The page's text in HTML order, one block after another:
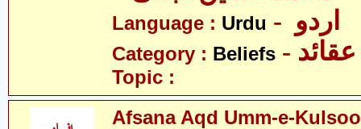
Language : Urdu
Category : Beliefs - عقائد
Topic :
Afsana Aqd Umm-e-